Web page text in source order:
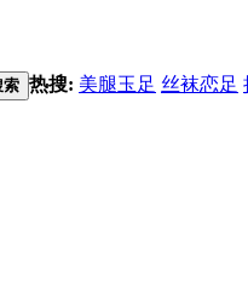
索 热搜: 美腿玉足 丝袜恋足